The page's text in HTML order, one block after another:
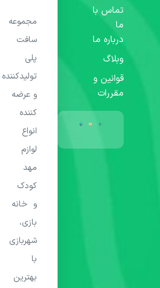
تماس با
ما
درباره ما
وبلاگ
قوانین و
مقررات
مجموعه
سافت
پلی
تولیدکننده
و عرضه
کننده
انواع
لوازم
مهد
کودک
و خانه
بازی،
شهربازی
با
بهترین